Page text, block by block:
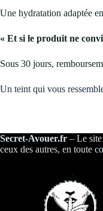
Une hydratation adaptée
« Et si le produit ne
Sous 30 jours,
Un teint qui vous
Secret-Avouer.fr – Le
ceux des autres, en toute